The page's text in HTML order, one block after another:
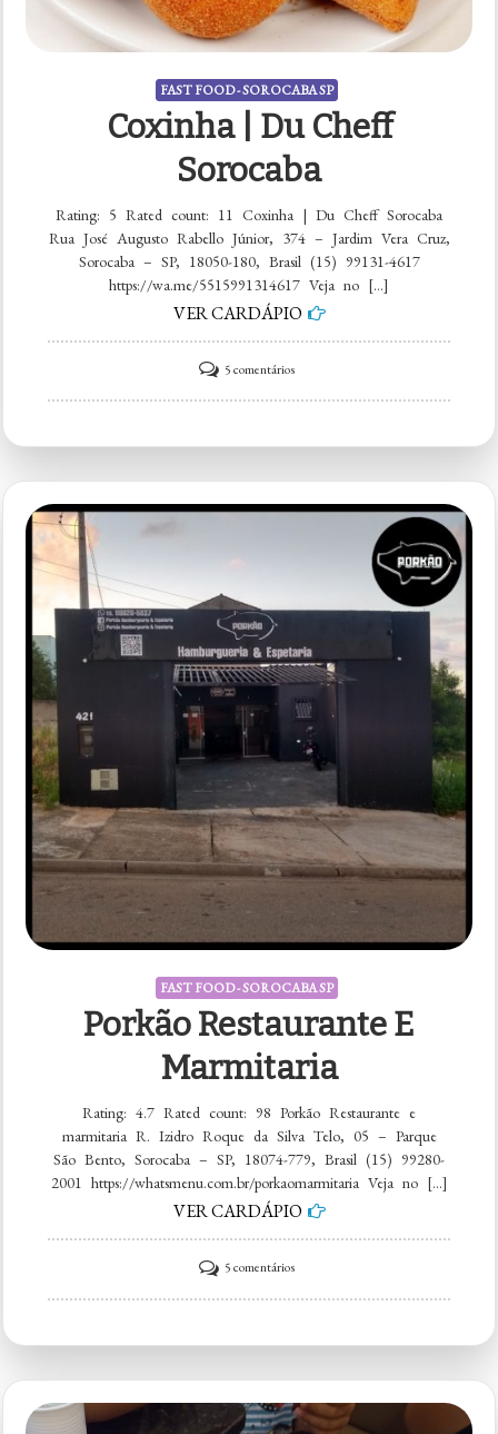
FAST FOOD - SOROCABA SP
Coxinha | Du Cheff
Sorocaba
Rating: 5 Rated count: 11 Coxinha | Du Cheff Sorocaba
Rua José Augusto Rabello Júnior, 374 – Jardim Vera Cruz,
Sorocaba – SP, 18050-180, Brasil (15) 99131-4617
https://wa.me/5515991314617 Veja no […]
VER CARDÁPIO
5 comentáriosem
Coxinha
FAST FOOD - SOROCABA SP
Porkão Restaurante E
Marmitaria
Rating: 4.7 Rated count: 98 Porkão Restaurante e
marmitaria R. Izidro Roque da Silva Telo, 05 – Parque
São Bento, Sorocaba – SP, 18074-779, Brasil (15) 99280-
2001 https://whatsmenu.com.br/porkaomarmitaria Veja no […]
VER CARDÁPIO
5 comentáriosem
Porkão